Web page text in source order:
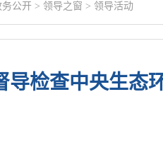
务公开 > 领导之窗 > 领导活动
导检查中央生态